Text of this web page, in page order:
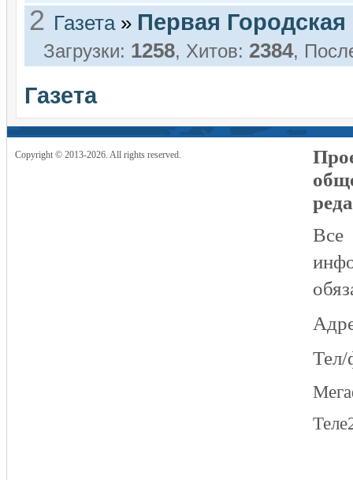
2 Газета» Первая
Загрузки: 1258, Хитов: 2384,
Газета
Copyright © 2013-2026. All rights reserved.